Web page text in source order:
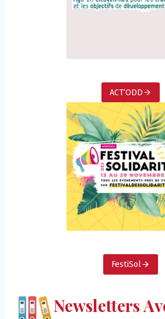
ACT’ODD
FestiSol
Newsletters